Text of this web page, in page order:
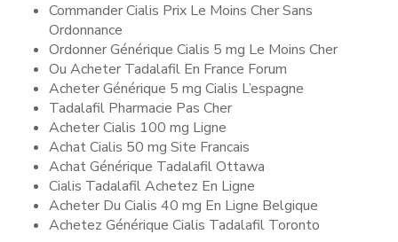
Commander Cialis Prix Le Moins Cher Sans
Ordonnance
Ordonner Générique Cialis 5 mg Le Moins Cher
Ou Acheter Tadalafil En France Forum
Acheter Générique 5 mg Cialis L’espagne
Tadalafil Pharmacie Pas Cher
Acheter Cialis 100 mg Ligne
Achat Cialis 50 mg Site Francais
Achat Générique Tadalafil Ottawa
Cialis Tadalafil Achetez En Ligne
Acheter Du Cialis 40 mg En Ligne Belgique
Achetez Générique Cialis Tadalafil Toronto